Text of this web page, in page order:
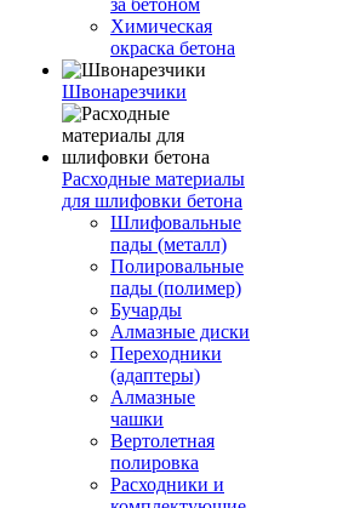
за бетоном
Химическая
окраска бетона
Швонарезчики
Расходные материалы
для шлифовки бетона
Шлифовальные
пады (металл)
Полировальные
пады (полимер)
Бучарды
Алмазные диски
Переходники
(адаптеры)
Алмазные
чашки
Вертолетная
полировка
Расходники и